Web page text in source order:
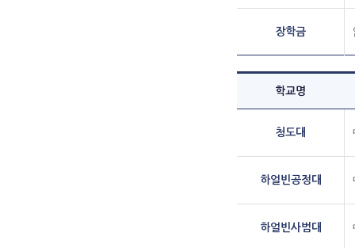
장학금
학교명
청도대
하얼빈공정대
하얼빈사범대